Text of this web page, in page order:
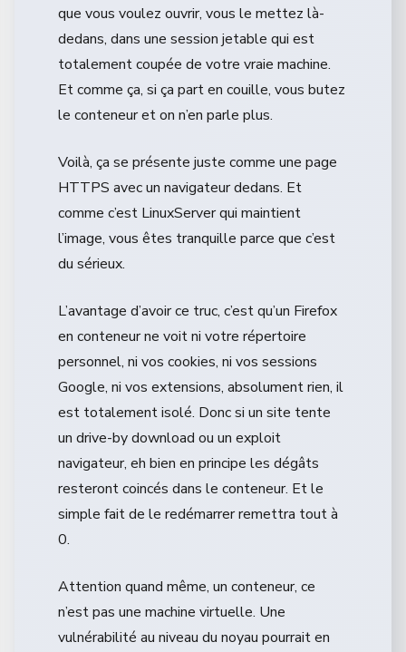
que vous voulez ouvrir, vous le mettez là-
dedans, dans une session jetable qui est
totalement coupée de votre vraie machine.
Et comme ça, si ça part en couille, vous butez
le conteneur et on n’en parle plus.
Voilà, ça se présente juste comme une page
HTTPS avec un navigateur dedans. Et
comme c’est LinuxServer qui maintient
l’image, vous êtes tranquille parce que c’est
du sérieux.
L’avantage d’avoir ce truc, c’est qu’un Firefox
en conteneur ne voit ni votre répertoire
personnel, ni vos cookies, ni vos sessions
Google, ni vos extensions, absolument rien, il
est totalement isolé. Donc si un site tente
un drive-by download ou un exploit
navigateur, eh bien en principe les dégâts
resteront coincés dans le conteneur. Et le
simple fait de le redémarrer remettra tout à
0.
Attention quand même, un conteneur, ce
n’est pas une machine virtuelle. Une
vulnérabilité au niveau du noyau pourrait en